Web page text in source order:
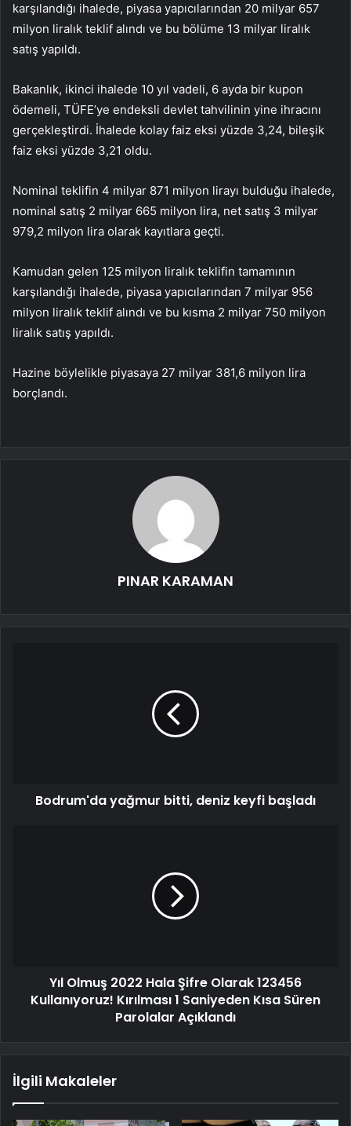
karşılandığı ihalede, piyasa yapıcılarından 20 milyar 657
milyon liralık teklif alındı ve bu bölüme 13 milyar liralık
satış yapıldı.
Bakanlık, ikinci ihalede 10 yıl vadeli, 6 ayda bir kupon
ödemeli, TÜFE’ye endeksli devlet tahvilinin yine ihracını
gerçekleştirdi. İhalede kolay faiz eksi yüzde 3,24, bileşik
faiz eksi yüzde 3,21 oldu.
Nominal teklifin 4 milyar 871 milyon lirayı bulduğu ihalede,
nominal satış 2 milyar 665 milyon lira, net satış 3 milyar
979,2 milyon lira olarak kayıtlara geçti.
Kamudan gelen 125 milyon liralık teklifin tamamının
karşılandığı ihalede, piyasa yapıcılarından 7 milyar 956
milyon liralık teklif alındı ve bu kısma 2 milyar 750 milyon
liralık satış yapıldı.
Hazine böylelikle piyasaya 27 milyar 381,6 milyon lira
borçlandı.
PINAR KARAMAN
Bodrum'da yağmur bitti, deniz keyfi başladı
Yıl Olmuş 2022 Hala Şifre Olarak 123456
Kullanıyoruz! Kırılması 1 Saniyeden Kısa Süren
Parolalar Açıklandı
İlgili Makaleler